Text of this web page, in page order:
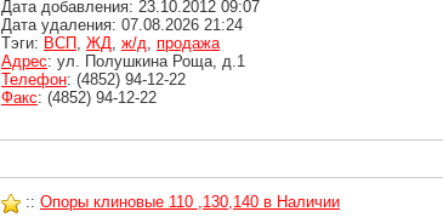
Дата добавления: 23.10.2012 09:07
Дата удаления: 07.08.2026 21:24
Тэги: ВСП ЖД ж/д продажа
Адрес: ул. Полушкина Роща, д.1
Телефон: (4852) 94-12-22
Факс: (4852) 94-12-22
:: Опоры клиновые 110 ,130,140 в Наличии